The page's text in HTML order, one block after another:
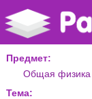
Предмет:
Общая физика
Тема: